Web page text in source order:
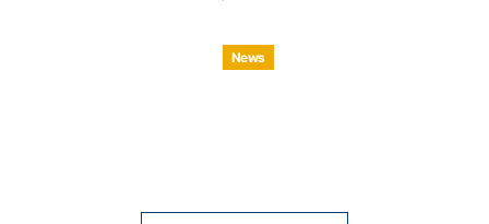
News